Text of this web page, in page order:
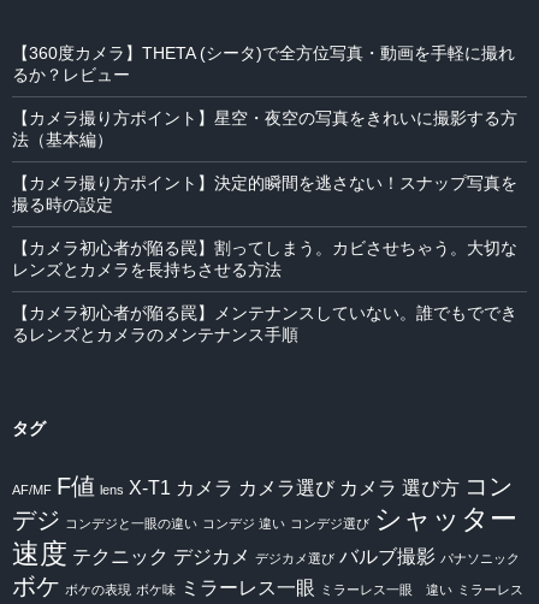
【360度カメラ】THETA (シータ)で全方位写真・動画を手軽に撮れ
るか？レビュー
【カメラ撮り方ポイント】星空・夜空の写真をきれいに撮影する方
法（基本編）
【カメラ撮り方ポイント】決定的瞬間を逃さない！スナップ写真を
撮る時の設定
【カメラ初心者が陥る罠】割ってしまう。カビさせちゃう。大切な
レンズとカメラを長持ちさせる方法
【カメラ初心者が陥る罠】メンテナンスしていない。誰でもででき
るレンズとカメラのメンテナンス手順
タグ
AF/MF F値 lens X-T1 カメラ カメラ選び カメラ 選び方 コン
デジ コンデジと一眼の違い コンデジ 違い コンデジ選び シャッター
速度 テクニック デジカメ デジカメ選び バルブ撮影 パナソニック
ボケ ボケの表現 ボケ味 ミラーレス一眼 ミラーレス一眼 違い ミラーレス